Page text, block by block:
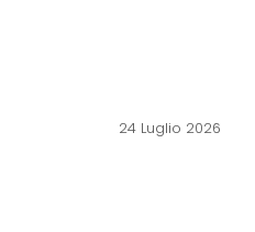
24 Luglio 2026